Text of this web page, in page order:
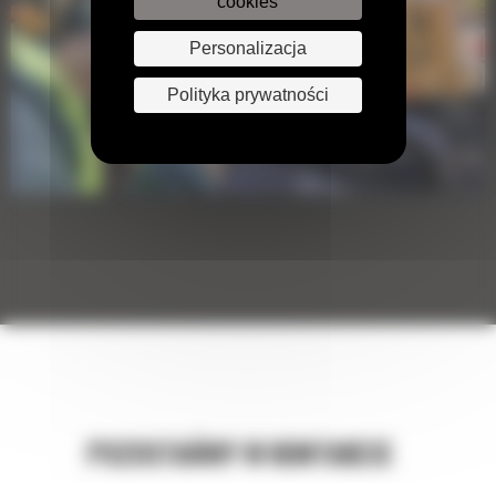
POZOSTAŃMY W KONTAKCIE
Personalizacja
Polityka prywatności